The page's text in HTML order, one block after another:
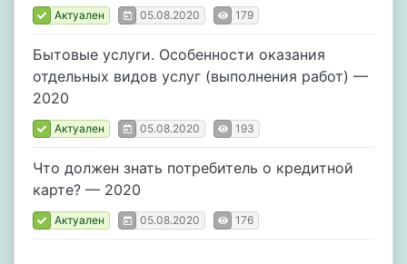
Актуален 05.08.2020 179
Бытовые услуги. Особенности оказания
отдельных видов услуг (выполнения работ) —
2020
Актуален 05.08.2020 193
Что должен знать потребитель о кредитной
карте? — 2020
Актуален 05.08.2020 176